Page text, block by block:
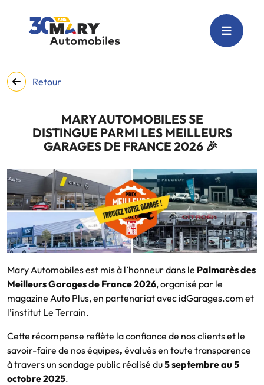
Retour
MARY AUTOMOBILES SE
DISTINGUE PARMI LES MEILLEURS
GARAGES DE FRANCE 2026 🎉
Mary Automobiles est mis à l’honneur dans le Palmarès des
Meilleurs Garages de France 2026, organisé par le
magazine Auto Plus, en partenariat avec idGarages.com et
l’institut Le Terrain.
Cette récompense reflète la confiance de nos clients et le
savoir-faire de nos équipes, évalués en toute transparence
à travers un sondage public réalisé du5 septembre au 5
octobre 2025.